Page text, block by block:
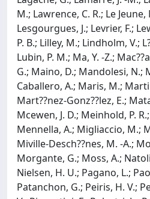
M.; Lawrence, C. R.; Le Jeune,
Lesgourgues, J.; Levrier, F.;
P. B.; Lilley, M.; Lindholm, V.;
Lubin, P. M.; Ma, Y. -Z.;
G.; Maino, D.; Mandolesi, N.;
Caballero, A.; Maris, M.;
Mart??nez-Gonz??lez, E.;
Mcewen, J. D.; Meinhold, P.
Mennella, A.; Migliaccio, M.;
Miville-Desch??nes, M. -A.;
Morgante, G.; Moss, A.;
Nielsen, H. U.; Pagano, L.;
Patanchon, G.; Peiris, H. V.;